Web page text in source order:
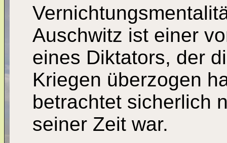
Auschwitz ist einer
eines Diktators, der
Kriegen überzogen
betrachtet sicherlich
seiner Zeit war.